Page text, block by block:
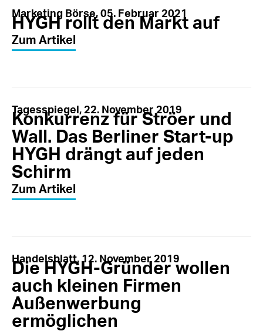
Marketing Börse, 05. Februar 2021
HYGH rollt den Markt auf
Zum Artikel
Tagesspiegel, 22. November 2019
Konkurrenz für Ströer und
Wall. Das Berliner Start-up
HYGH drängt auf jeden
Schirm
Zum Artikel
Handelsblatt, 12. November 2019
Die HYGH-Gründer wollen
auch kleinen Firmen
Außenwerbung
ermöglichen